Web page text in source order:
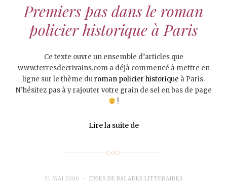
Premiers pas dans le roman
policier historique à Paris
Ce texte ouvre un ensemble d’articles que
www.terresdecrivains.com a déjà commencé à mettre en
ligne sur le thème duroman policier historique à Paris.
N’hésitez pas à y rajouter votre grain de sel en bas de page
!
Lire la suite de
31 MAI 2006 IDÉES DE BALADES LITTÉRAIRES